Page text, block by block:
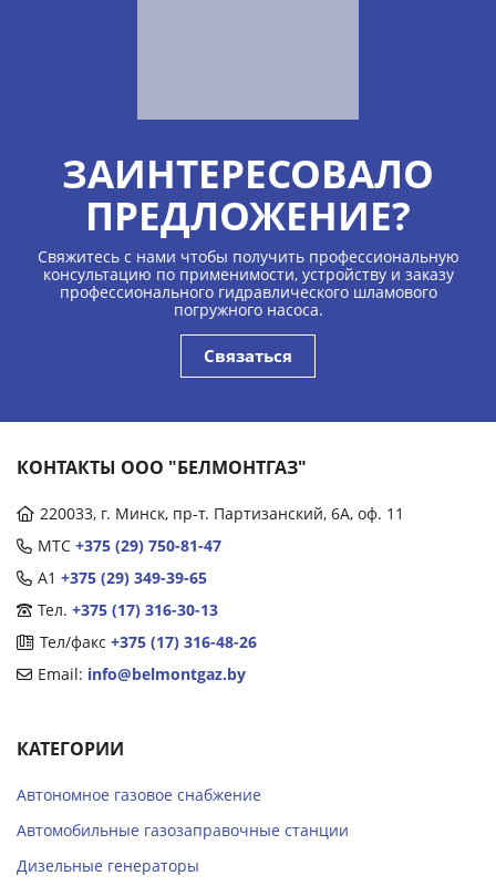
ЗАИНТЕРЕСОВАЛО
ПРЕДЛОЖЕНИЕ?
Свяжитесь с нами чтобы получить профессиональную
консультацию по применимости, устройству и заказу
профессионального гидравлического шламового
погружного насоса.
Связаться
КОНТАКТЫ ООО "БЕЛМОНТГАЗ"
220033, г. Минск, пр-т. Партизанский, 6А, оф. 11
МТС +375 (29) 750-81-47
А1 +375 (29) 349-39-65
Тел. +375 (17) 316-30-13
Тел/факс +375 (17) 316-48-26
Email: info@belmontgaz.by
КАТЕГОРИИ
Автономное газовое снабжение
Автомобильные газозаправочные станции
Дизельные генераторы